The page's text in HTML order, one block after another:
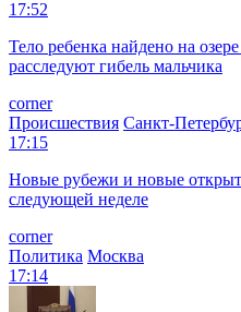
17:52
Тело ребенка найдено на
расследуют гибель мальчика
corner
Происшествия Санкт-
17:15
Новые рубежи и новые
следующей неделе
corner
Политика Москва
17:14